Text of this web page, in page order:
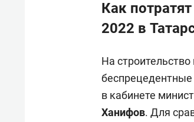
Как
2022 в
На
беспрецедентные
в кабинете
Ханифов. Для